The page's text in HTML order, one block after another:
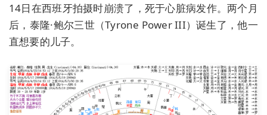
14日在西班牙拍摄时崩溃了，死于心脏病发作。两个月
后，泰隆·鲍尔三世（Tyrone Power III）诞生了，他一
直想要的儿子。